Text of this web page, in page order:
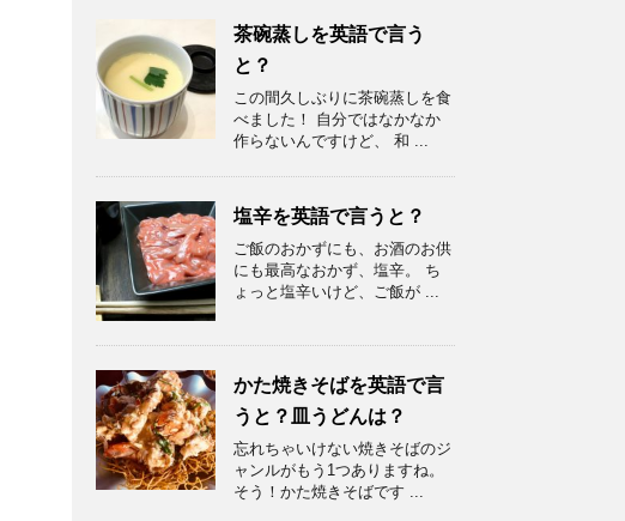
茶碗蒸しを英語で言う
と？
この間久しぶりに茶碗蒸しを食
べました！ 自分ではなかなか
作らないんですけど、 和 ...
塩辛を英語で言うと？
ご飯のおかずにも、お酒のお供
にも最高なおかず、塩辛。 ち
ょっと塩辛いけど、ご飯が ...
かた焼きそばを英語で言
うと？皿うどんは？
忘れちゃいけない焼きそばのジ
ャンルがもう1つありますね。
そう！かた焼きそばです ...